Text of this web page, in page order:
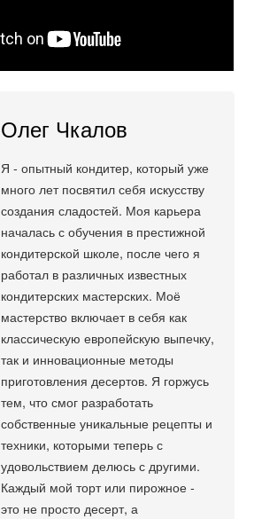
Олег Чкалов
Я - опытный кондитер, который уже
много лет посвятил себя искусству
создания сладостей. Моя карьера
началась с обучения в престижной
кондитерской школе, после чего я
работал в различных известных
кондитерских мастерских. Моё
мастерство включает в себя как
классическую европейскую выпечку,
так и инновационные методы
приготовления десертов. Я горжусь
тем, что смог разработать
собственные уникальные рецепты и
техники, которыми теперь с
удовольствием делюсь с другими.
Каждый мой торт или пирожное -
это не просто десерт, а